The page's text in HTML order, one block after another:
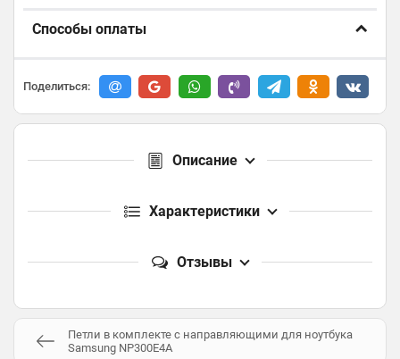
Способы оплаты
Поделиться:
Описание
Характеристики
Отзывы
Петли в комплекте с направляющими для ноутбука
Samsung NP300E4A